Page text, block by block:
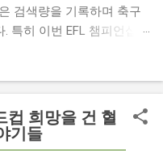
검색량을 기록하며 축구
특히 이번 EFL 챔피언십
miss Southampton v
Downs : 사우스햄튼과
결장할 예정이며, 특히
컵 희망을 건 혈
기들